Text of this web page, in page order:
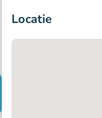
Locatie